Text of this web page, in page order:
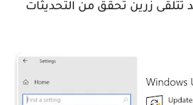
تتلقى زرين تحقق من التحديثات